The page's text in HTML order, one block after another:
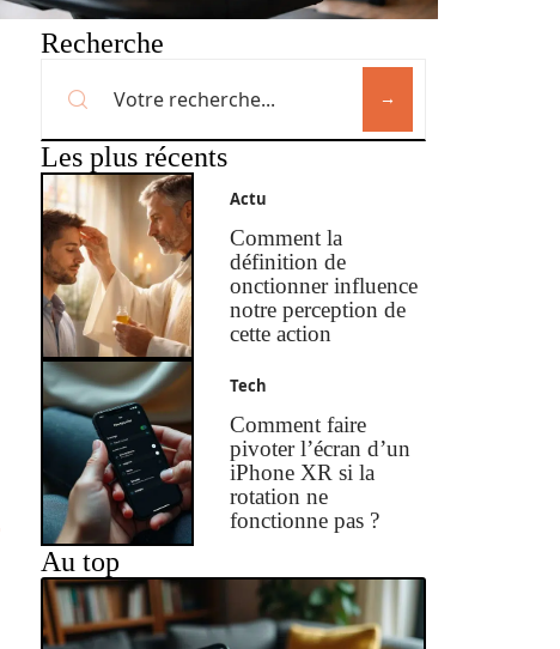
Recherche
Les plus récents
Actu
Comment la
définition de
onctionner influence
notre perception de
cette action
Tech
Comment faire
pivoter l’écran d’un
iPhone XR si la
rotation ne
fonctionne pas ?
Au top